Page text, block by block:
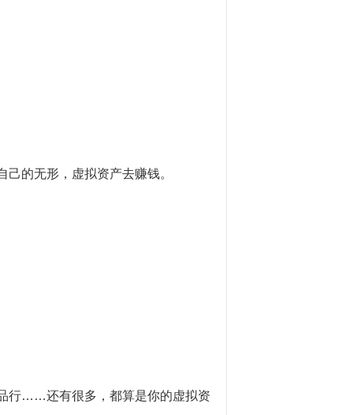
的无形，虚拟资产去赚钱。
行……还有很多，都算是你的虚拟资